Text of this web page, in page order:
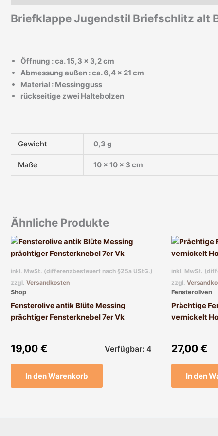
Briefklappe Jugendstil Briefschlitz alt
Öffnung : ca. 15,3 x 3,2 cm
Abmessung außen : ca. 6,4 x 21 cm
Material : Messingguss
rückseitige zwei Haltebolzen
Gewicht 0,3 g
Maße 10 × 10 × 3 cm
Ähnliche Produkte
inkl. MwSt. (differenzbesteuert nach §25a UStG.)
zzgl. Versandkosten
Shop
Fensterolive antik Blüte Messing
prächtiger Fensterknebel 7er Vk
19,00 € Verfügbar: 4
In den Warenkorb
inkl. MwSt.
zzgl.
Fensteroliven
Prächtige
vernickelt
27,00 €
In den